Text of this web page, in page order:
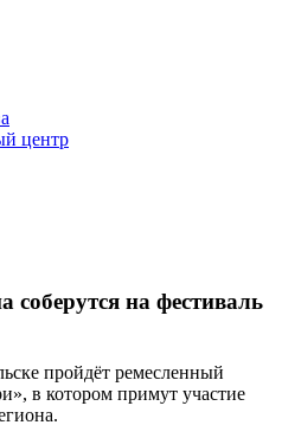
центр
соберутся на фестиваль
пройдёт ремесленный
в котором примут участие